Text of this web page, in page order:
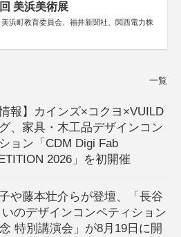
美浜美術展
浜町教育委員会、福井新聞社、関西電力株
一覧
情報】カインズ×コクヨ×VUILD
、家具・木工品デザインコン
ョン「CDM Digi Fab
2026」を初開催
や藤本壮介らが登壇、「長谷
のデザインコンペティション
特別講演会」が8月19日に開